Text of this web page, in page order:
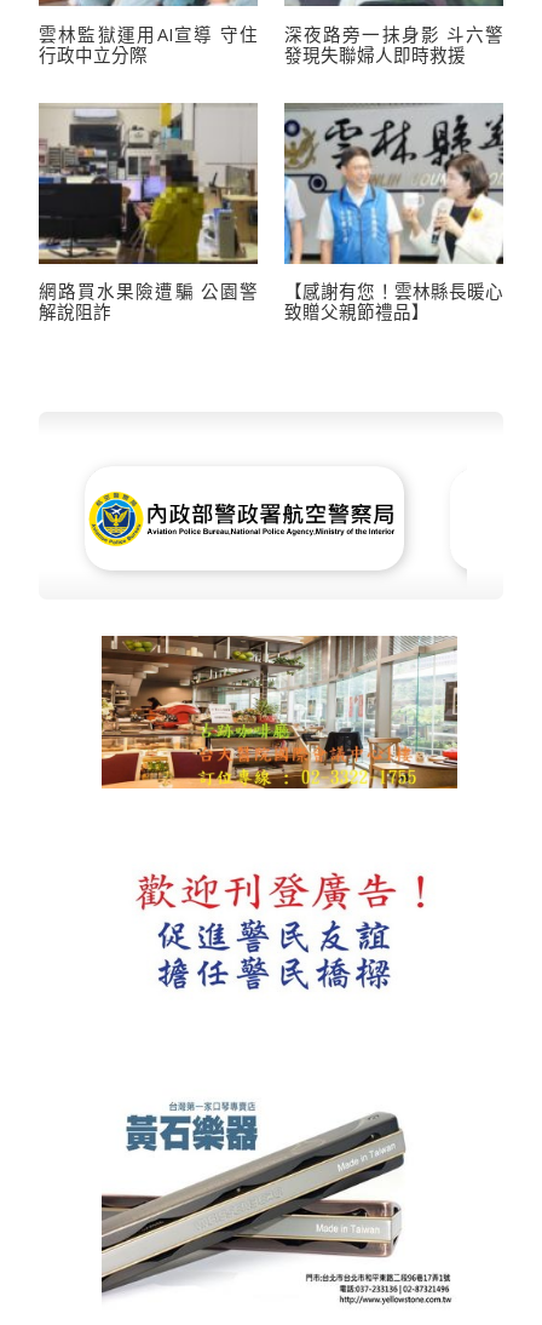
雲林監獄運用AI宣導 守住
行政中立分際
深夜路旁一抹身影 斗六警
發現失聯婦人即時救援
網路買水果險遭騙 公園警
解說阻詐
【感謝有您！雲林縣長暖心
致贈父親節禮品】